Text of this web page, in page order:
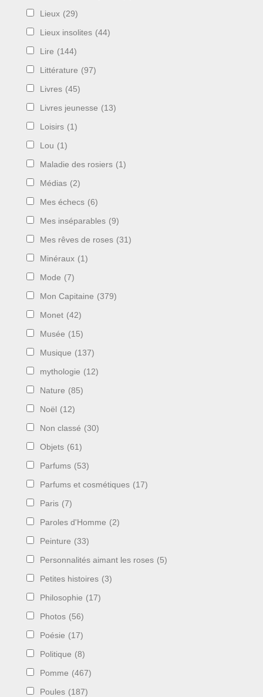
Lieux (29)
Lieux insolites (44)
Lire (144)
Littérature (97)
Livres (45)
Livres jeunesse (13)
Loisirs (1)
Lou (1)
Maladie des rosiers (1)
Médias (2)
Mes échecs (6)
Mes inséparables (9)
Mes rêves de roses (31)
Minéraux (1)
Mode (7)
Mon Capitaine (379)
Monet (42)
Musée (15)
Musique (137)
mythologie (12)
Nature (85)
Noël (12)
Non classé (30)
Objets (61)
Parfums (53)
Parfums et cosmétiques (17)
Paris (7)
Paroles d'Homme (2)
Peinture (33)
Personnalités aimant les roses (5)
Petites histoires (3)
Philosophie (17)
Photos (56)
Poésie (17)
Politique (8)
Pomme (467)
Poules (187)